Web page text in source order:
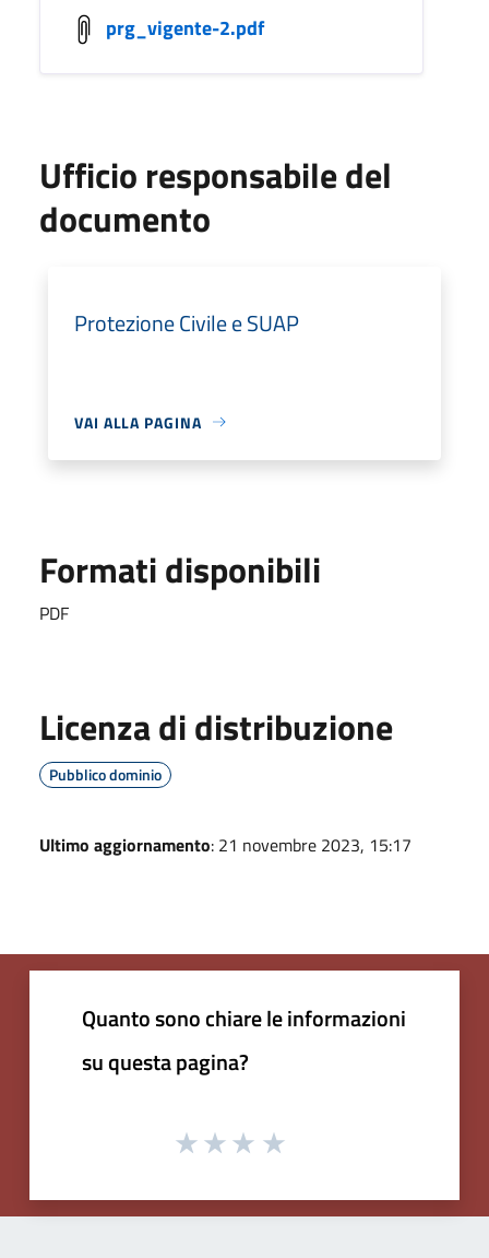
prg_vigente-2.pdf
Ufficio responsabile del
documento
Protezione Civile e SUAP
VAI ALLA PAGINA
Formati disponibili
PDF
Licenza di distribuzione
Pubblico dominio
Ultimo aggiornamento: 21 novembre 2023, 15:17
Quanto sono chiare le informazioni
su questa pagina?